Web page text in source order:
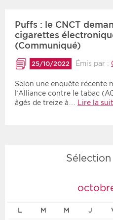
Puffs : le CNCT
cigarettes
(Communiqué)
25/10/2022 Émis par :
Selon une enquête récente
l’Alliance contre le tabac
âgés de treize à… Lire la
L M M J